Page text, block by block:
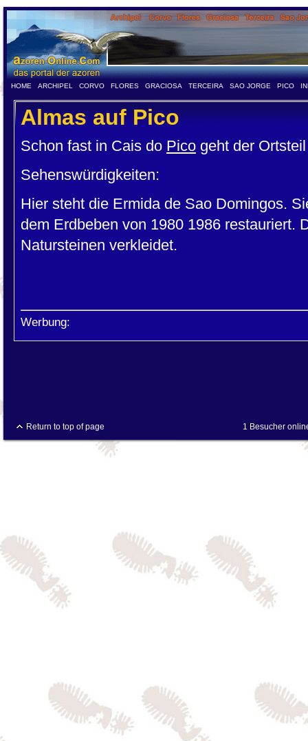
HOME ARCHIPEL CORVO FLORES GRACIOSA TERCEIRA SAO JORGE PICO
Almas auf Pico
Schon fast in Cais do Pico geht der
Sehenswürdigkeiten:
Hier steht die Ermida de Sao Domingos.
dem Erdbeben von 1980 1986 restauriert.
Natursteinen verkleidet.
Werbung:
Return to top of page 1 Besucher